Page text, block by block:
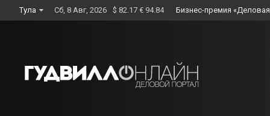
to
Тула Сб, 8 Авг, 2026 $ 82.17 € 94.84 Бизнес-премия